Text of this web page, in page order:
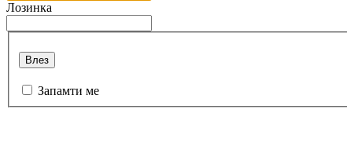
Лозинка
Влез
Запамти ме